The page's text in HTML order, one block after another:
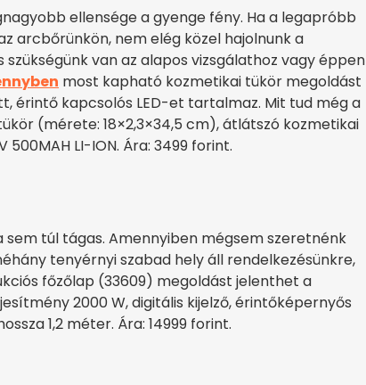
ellensége a gyenge fény. Ha a legapróbb
arcbőrünkön, nem elég közel hajolnunk a
van az alapos vizsgálathoz vagy éppen
most kapható kozmetikai tükör megoldást
érintő kapcsolós LED-et tartalmaz. Mit tud még a
(mérete: 18×2,3×34,5 cm), átlátszó kozmetikai
LI-ION. Ára: 3499 forint.
túl tágas. Amennyiben mégsem szeretnénk
tenyérnyi szabad hely áll rendelkezésünkre,
főzőlap (33609) megoldást jelenthet a
2000 W, digitális kijelző, érintőképernyős
1,2 méter. Ára: 14999 forint.